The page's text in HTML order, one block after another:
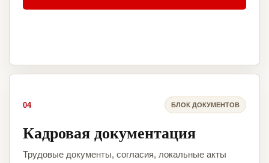
04 БЛОК ДОКУМЕНТОВ
Кадровая документация
Трудовые документы, согласия, локальные акты